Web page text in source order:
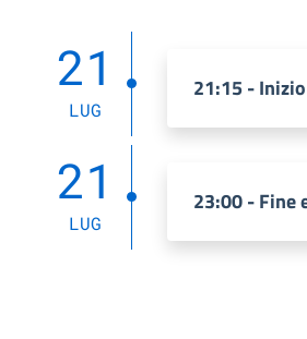
21
LUG
21:15 -
21
LUG
23:00 - Fine